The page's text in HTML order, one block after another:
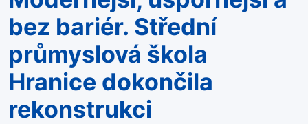
bez bariér. Střední
průmyslová škola
Hranice dokončila
rekonstrukci